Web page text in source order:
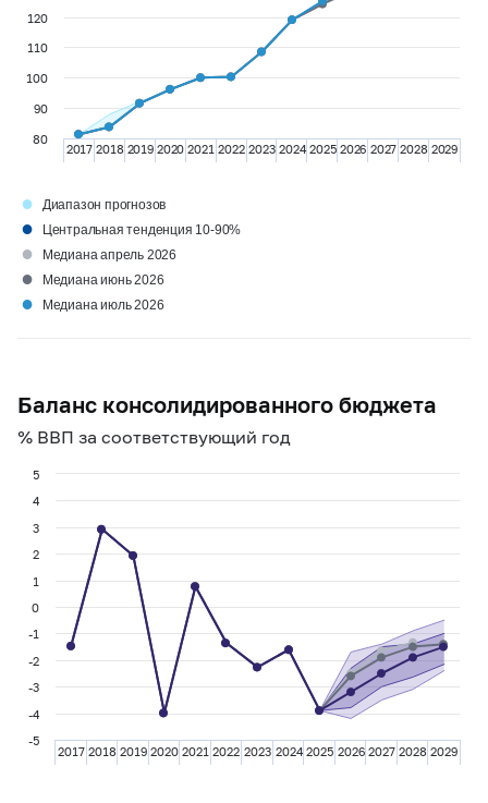
2017 2018 2019 2020 2021 2022 2023 2024 2025 2026 2027 2028 2029
80
90
100
110
120
● Диапазон прогнозов
● Центральная тенденция 10-90%
● Медиана апрель 2026
● Медиана июнь 2026
● Медиана июль 2026
Баланс консолидированного бюджета
% ВВП за соответствующий год
2017 2018 2019 2020 2021 2022 2023 2024 2025 2026 2027 2028 2029
-5
-4
-3
-2
-1
0
1
2
3
4
5